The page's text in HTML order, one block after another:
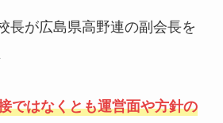
長が広島県高野連の副会長を
ではなくとも運営面や方針の